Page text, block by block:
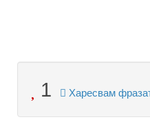
1 Харесвам